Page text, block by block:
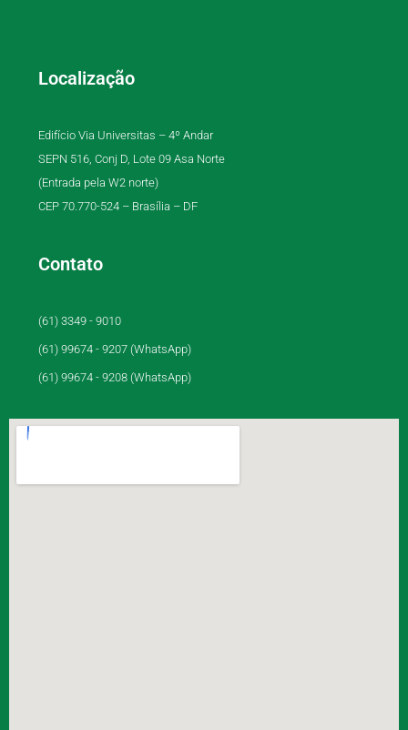
Localização
Edifício Via Universitas – 4º Andar
SEPN 516, Conj D, Lote 09 Asa Norte
(Entrada pela W2 norte)
CEP 70.770-524 – Brasília – DF
Contato
(61) 3349 - 9010
(61) 99674 - 9207 (WhatsApp)
(61) 99674 - 9208 (WhatsApp)